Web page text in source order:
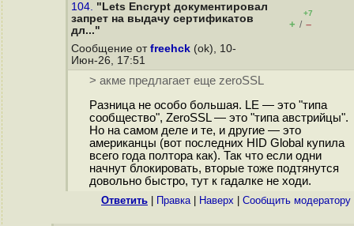
104. "Lets Encrypt документировал
запрет на выдачу сертификатов
дл..."
+7
+ / –
Сообщение от freehck (ok), 10-
Июн-26, 17:51
> акме предлагает еще zeroSSL
Разница не особо большая. LE — это "типа
сообщество", ZeroSSL — это "типа австрийцы".
Но на самом деле и те, и другие — это
американцы (вот последних HID Global купила
всего года полтора как). Так что если одни
начнут блокировать, вторые тоже подтянутся
довольно быстро, тут к гадалке не ходи.
Ответить Правка| Наверх Cообщить модератору